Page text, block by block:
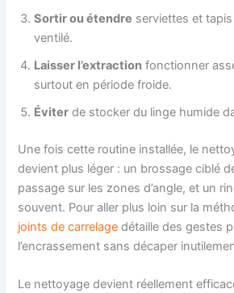
Sortir ou étendre serviettes et
ventilé.
Laisser l’extraction fonctionner
surtout en période froide.
Éviter de stocker du linge humide
Une fois cette routine installée, le
devient plus léger : un brossage ciblé
passage sur les zones d’angle, et un
souvent. Pour aller plus loin sur la
joints de carrelage détaille des gestes
l’encrassement sans décaper
Le nettoyage devient réellement